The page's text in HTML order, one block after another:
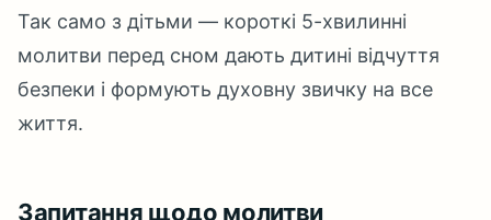
Так само з дітьми — короткі 5-хвилинні
молитви перед сном дають дитині відчуття
безпеки і формують духовну звичку на все
життя.
Запитання щодо молитви